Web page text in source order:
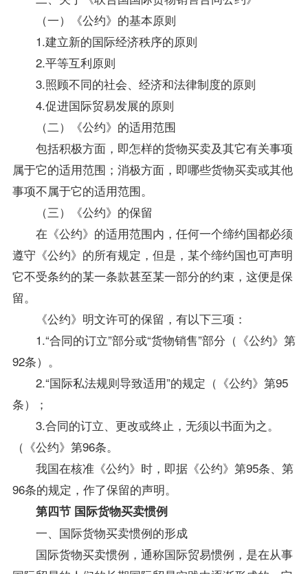
（一）《公约》的基本原则
1.建立新的国际经济秩序的原则
2.平等互利原则
3.照顾不同的社会、经济和法律制度的原则
4.促进国际贸易发展的原则
（二）《公约》的适用范围
包括积极方面，即怎样的货物买卖及其它有关事项
属于它的适用范围；消极方面，即哪些货物买卖或其他
事项不属于它的适用范围。
（三）《公约》的保留
在《公约》的适用范围内，任何一个缔约国都必须
遵守《公约》的所有规定，但是，某个缔约国也可声明
它不受条约的某一条款甚至某一部分的约束，这便是保
留。
《公约》明文许可的保留，有以下三项：
1.“合同的订立”部分或“货物销售”部分（《公约》第
92条）。
2.“国际私法规则导致适用”的规定（《公约》第95
条）；
3.合同的订立、更改或终止，无须以书面为之。
（《公约》第96条。
我国在核准《公约》时，即据《公约》第95条、第
96条的规定，作了保留的声明。
第四节 国际货物买卖惯例
一、国际货物买卖惯例的形成
国际货物买卖惯例，通称国际贸易惯例，是在从事